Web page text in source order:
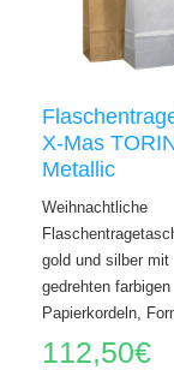
X-Mas
Metallic
Weihnachtliche
gold und silber mit
gedrehten farbigen
Papierkordeln,
112,50€